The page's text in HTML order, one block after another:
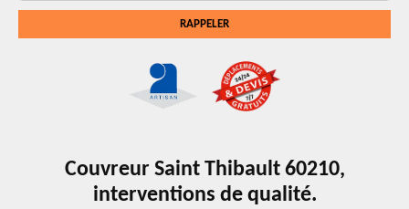
Couvreur Saint Thibault 60210,
interventions de qualité.